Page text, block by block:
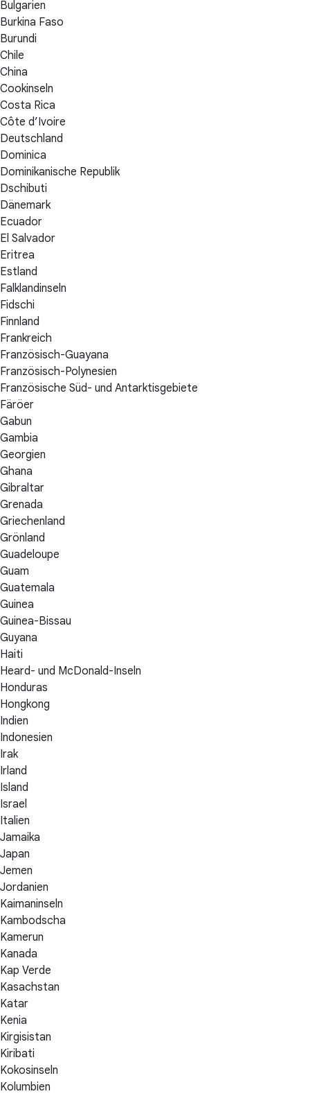
Bulgarien
Burkina Faso
Burundi
Chile
China
Cookinseln
Costa Rica
Côte d’Ivoire
Deutschland
Dominica
Dominikanische Republik
Dschibuti
Dänemark
Ecuador
El Salvador
Eritrea
Estland
Falklandinseln
Fidschi
Finnland
Frankreich
Französisch-Guayana
Französisch-Polynesien
Französische Süd- und Antarktisgebiete
Färöer
Gabun
Gambia
Georgien
Ghana
Gibraltar
Grenada
Griechenland
Grönland
Guadeloupe
Guam
Guatemala
Guinea
Guinea-Bissau
Guyana
Haiti
Heard- und McDonald-Inseln
Honduras
Hongkong
Indien
Indonesien
Irak
Irland
Island
Israel
Italien
Jamaika
Japan
Jemen
Jordanien
Kaimaninseln
Kambodscha
Kamerun
Kanada
Kap Verde
Kasachstan
Katar
Kenia
Kirgisistan
Kiribati
Kokosinseln
Kolumbien